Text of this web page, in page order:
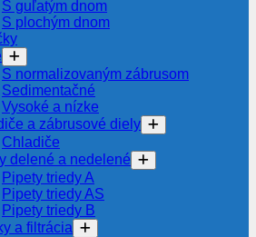
S guľatým dnom
S plochým dnom
S normalizovaným zábrusom
Sedimentačné
Vysoké a nízke
a zábrusové diely
Chladiče
delené a nedelené
Pipety triedy A
Pipety triedy AS
Pipety triedy B
a filtrácia